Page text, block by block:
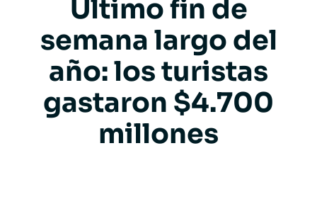
Último fin de
semana largo del
año: los turistas
gastaron $4.700
millones